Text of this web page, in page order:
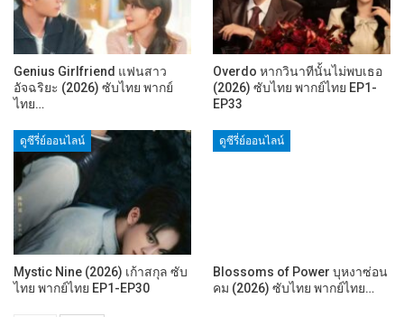
Genius Girlfriend แฟนสาว
อัจฉริยะ (2026) ซับไทย พากย์
ไทย…
Overdo หากวินาทีนั้นไม่พบเธอ
(2026) ซับไทย พากย์ไทย EP1-
EP33
ดูซีรี่ย์ออนไลน์
Mystic Nine (2026) เก้าสกุล ซับ
ไทย พากย์ไทย EP1-EP30
ดูซีรี่ย์ออนไลน์
Blossoms of Power บุหงาซ่อน
คม (2026) ซับไทย พากย์ไทย…